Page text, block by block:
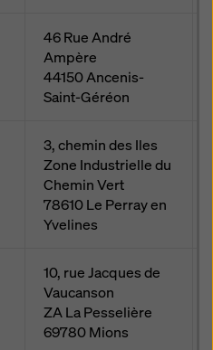
46 Rue André
Ampère
44150Ancenis-
Saint-Géréon
3, chemin des Iles
Zone Industrielle du
Chemin Vert
78610Le Perray en
Yvelines
10, rue Jacques de
Vaucanson
ZA La Pesselière
69780Mions